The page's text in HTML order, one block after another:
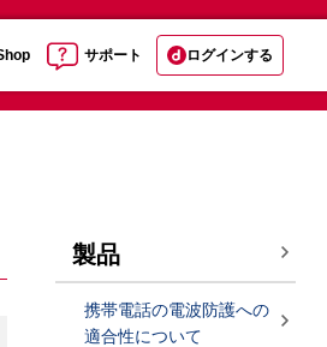
サポート ログインする
製品
携帯電話の電波防護への
適合性について